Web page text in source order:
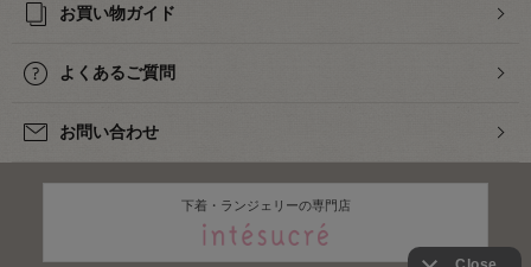
お買い物ガイド
よくあるご質問
お問い合わせ
下着・ランジェリーの専門店